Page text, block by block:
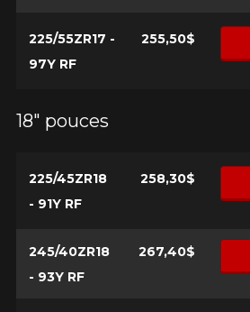
225/55ZR17 -
97Y RF
255,50$
18" pouces
225/45ZR18
- 91Y RF
258,30$
245/40ZR18
- 93Y RF
267,40$